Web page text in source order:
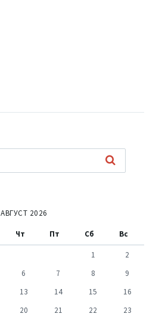
АВГУСТ 2026
Чт Пт Сб Вс
1
2
6 7 8
9
13 14 15
16
20 21 22
23